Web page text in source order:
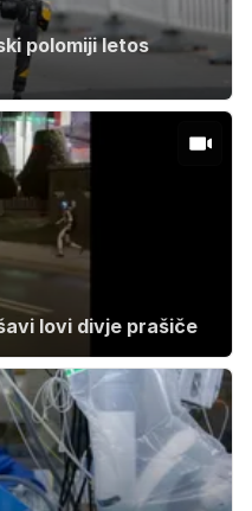
polomiji letos
lovi divje prašiče